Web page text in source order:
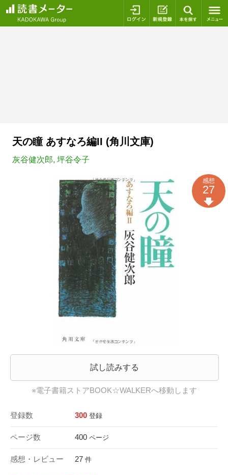
ログイン 新規登録
天の瞳 あすなろ編II (角川文庫)
灰谷健次郎, 坪谷令子
試し読みする
※電子書籍ストアBOOK☆WALKERへ移動します
登録数 300 登録
ページ数 400 ページ
感想・レビュー 27 件
感想
27